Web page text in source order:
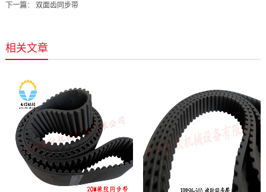
下一篇： 双面齿同步带
相关文章